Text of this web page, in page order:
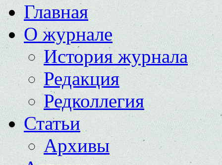
Главная
О журнале
История журнала
Редакция
Редколлегия
Статьи
Архивы